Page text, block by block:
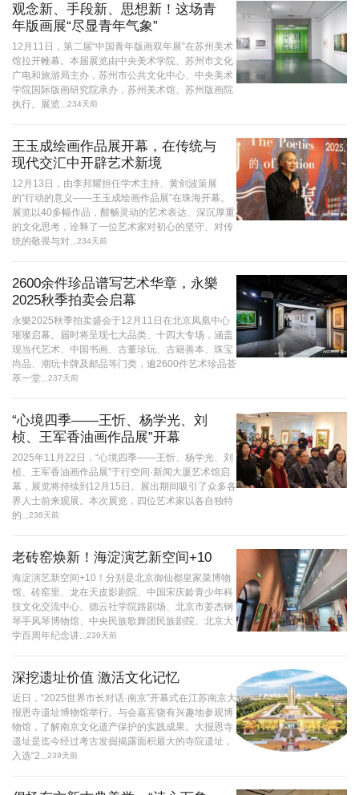
观念新、手段新、思想新！这场青
年版画展“尽显青年气象”
12月11日，第二届“中国青年版画双年展”在苏州美术
馆拉开帷幕。本届展览由中央美术学院、苏州市文化
广电和旅游局主办，苏州市公共文化中心、中央美术
学院国际版画研究院承办，苏州美术馆、苏州版画院
执行。展览...
234天前
王玉成绘画作品展开幕，在传统与
现代交汇中开辟艺术新境
12月13日，由李邦耀担任学术主持、黄剑波策展
的“行动的意义——王玉成绘画作品展”在珠海开幕。
展览以40多幅作品，酣畅灵动的艺术表达、深沉厚重
的文化思考，诠释了一位艺术家对初心的坚守、对传
统的敬畏与对...
234天前
2600余件珍品谱写艺术华章，永樂
2025秋季拍卖会启幕
永樂2025秋季拍卖盛会于12月11日在北京凤凰中心
璀璨启幕。届时将呈现七大品类、十四大专场，涵盖
现当代艺术、中国书画、古董珍玩、古籍善本、珠宝
尚品、潮玩卡牌及邮品等门类，逾2600件艺术珍品荟
萃一堂...
237天前
“心境四季——王忻、杨学光、刘
桢、王军香油画作品展”开幕
2025年11月22日，“心境四季——王忻、杨学光、刘
桢、王军香油画作品展”于行空间·新闻大厦艺术馆启
幕，展览将持续到12月15日。展出期间吸引了众多各
界人士前来观展。本次展览，四位艺术家以各自独特
的...
238天前
老砖窑焕新！海淀演艺新空间+10
海淀演艺新空间+10！分别是北京御仙都皇家菜博物
馆、砖窑里、龙在天皮影剧院、中国宋庆龄青少年科
技文化交流中心、德云社学院路剧场、北京市姜杰钢
琴手风琴博物馆、中央民族歌舞团民族剧院、北京大
学百周年纪念讲...
239天前
深挖遗址价值 激活文化记忆
近日，“2025世界市长对话·南京”开幕式在江苏南京大
报恩寺遗址博物馆举行。与会嘉宾饶有兴趣地参观博
物馆，了解南京文化遗产保护的实践成果。大报恩寺
遗址是迄今经过考古发掘揭露面积最大的寺院遗址，
入选“2...
239天前